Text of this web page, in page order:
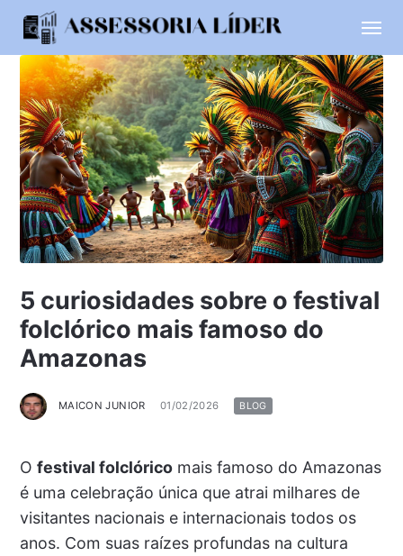
5 curiosidades sobre o festival
folclórico mais famoso do
Amazonas
MAICON JUNIOR 01/02/2026 BLOG
O festival folclóricomais famoso do Amazonas
é uma celebração única que atrai milhares de
visitantes nacionais e internacionais todos os
anos. Com suas raízes profundas na cultura